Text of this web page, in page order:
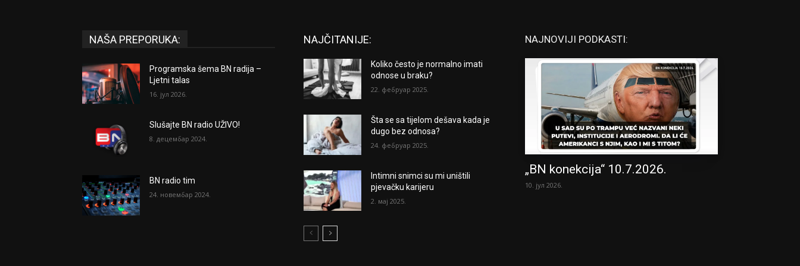
NAŠA PREPORUKA:
Programska šema BN radija –
Ljetni talas
16. јул 2026.
Slušajte BN radio UŽIVO!
8. децембар 2024.
BN radio tim
24. новембар 2024.
NAJČITANIJE:
Koliko često je normalno imati
odnose u braku?
22. фебруар 2025.
Šta se sa tijelom dešava kada je
dugo bez odnosa?
24. фебруар 2025.
Intimni snimci su mi uništili
pjevačku karijeru
2. мај 2025.
NAJNOVIJI PODKASTI:
„BN konekcija“ 10.7.2026.
10. јул 2026.